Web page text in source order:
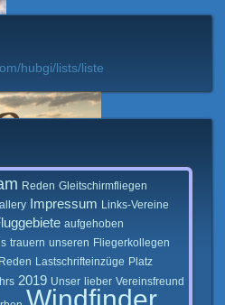
hubgi/lists/liste
Reden Gleitschirmfliegen
Impressum Links-Vereine
aufgehoben
trauern unseren Fliegerkollegen
Lastschrifteinzüge Platz
2019 Unser lieber Vereinsfreund